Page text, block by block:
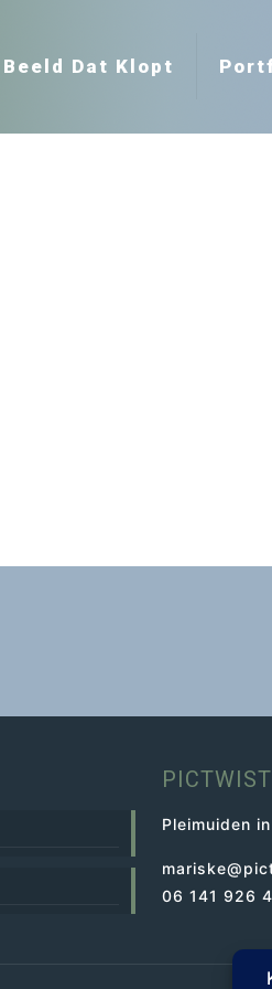
Dat Klopt
PICTWIST
Pleimuiden
06 141 926